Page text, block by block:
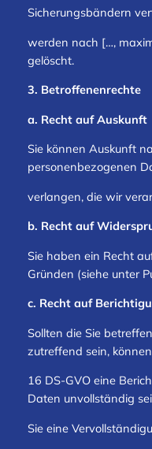
Sicherungsbändern
werden nach […,
gelöscht.
3. Betroffenenrechte
a. Recht auf Auskunft
Sie können Auskunft
personenbezogenen
verlangen, die wir
b. Recht auf
Sie haben ein Recht
Gründen (siehe unter
c. Recht auf
Sollten die Sie
zutreffend sein,
16 DS-GVO eine
Daten unvollständig
Sie eine